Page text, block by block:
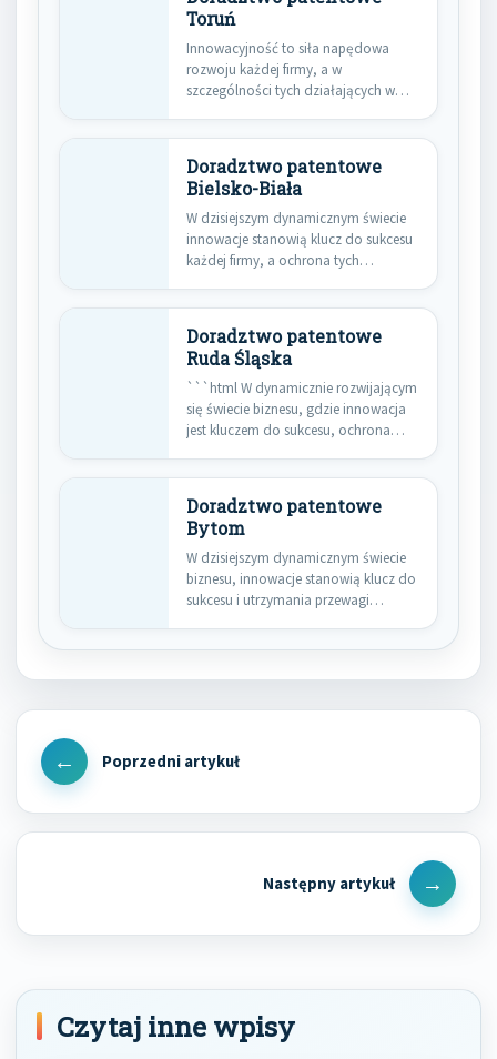
Toruń
Innowacyjność to siła napędowa
rozwoju każdej firmy, a w
szczególności tych działających w
Doradztwo patentowe
Bielsko-Biała
W dzisiejszym dynamicznym świecie
innowacje stanowią klucz do sukcesu
każdej firmy, a ochrona tych
Doradztwo patentowe
Ruda Śląska
```html W dynamicznie rozwijającym
się świecie biznesu, gdzie innowacja
jest kluczem do sukcesu, ochrona
Doradztwo patentowe
Bytom
W dzisiejszym dynamicznym świecie
biznesu, innowacje stanowią klucz do
sukcesu i utrzymania przewagi
Nawigacja
wpisu
Previous
Next
Post
Czytaj inne wpisy